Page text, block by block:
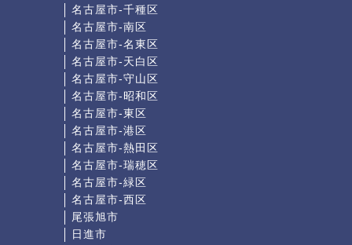
名古屋市-千種区
名古屋市-南区
名古屋市-名東区
名古屋市-天白区
名古屋市-守山区
名古屋市-昭和区
名古屋市-東区
名古屋市-港区
名古屋市-熱田区
名古屋市-瑞穂区
名古屋市-緑区
名古屋市-西区
尾張旭市
日進市